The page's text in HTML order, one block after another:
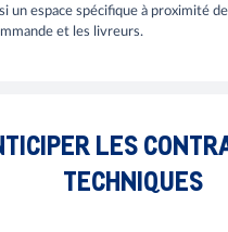
un espace spécifique à proximité
et les livreurs.
LES
TECHNIQUES